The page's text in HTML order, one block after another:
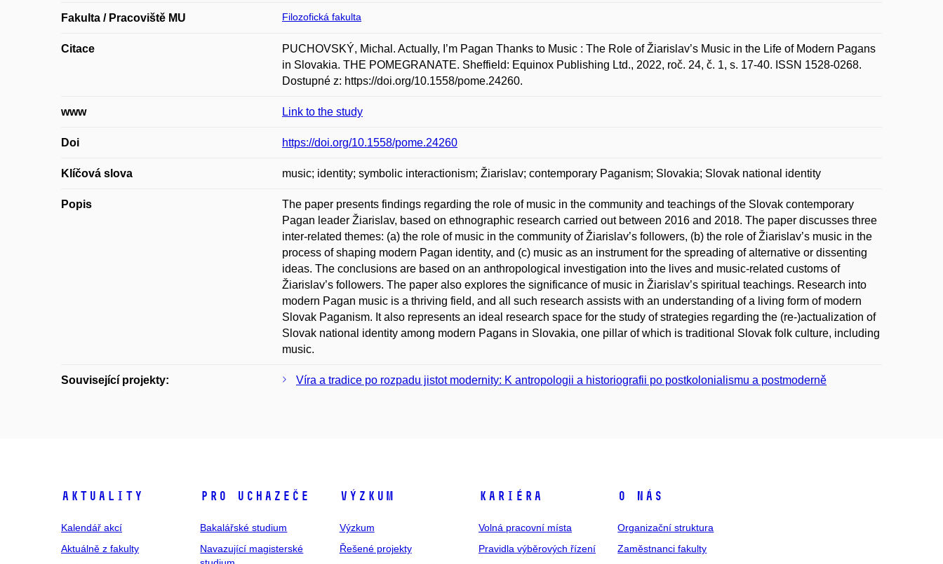
Fakulta / Pracoviště MU Filozofická fakulta
Citace
PUCHOVSKÝ, Michal. Actually, I’m Pagan Thanks to Music : The Role of Žiarislav’s Music in the Life of Modern Pagans
in Slovakia. THE POMEGRANATE. Sheffield: Equinox Publishing Ltd., 2022, roč. 24, č. 1, s. 17-40. ISSN 1528-0268.
Dostupné z: https://doi.org/10.1558/pome.24260.
www Link to the study
Doi https://doi.org/10.1558/pome.24260
Klíčová slova music; identity; symbolic interactionism; Žiarislav; contemporary Paganism; Slovakia; Slovak national identity
Popis
The paper presents findings regarding the role of music in the community and teachings of the Slovak contemporary
Pagan leader Žiarislav, based on ethnographic research carried out between 2016 and 2018. The paper discusses three
inter-related themes: (a) the role of music in the community of Žiarislav’s followers, (b) the role of Žiarislav’s music in the
process of shaping modern Pagan identity, and (c) music as an instrument for the spreading of alternative or dissenting
ideas. The conclusions are based on an anthropological investigation into the lives and music-related customs of
Žiarislav’s followers. The paper also explores the significance of music in Žiarislav’s spiritual teachings. Research into
modern Pagan music is a thriving field, and all such research assists with an understanding of a living form of modern
Slovak Paganism. It also represents an ideal research space for the study of strategies regarding the (re-)actualization of
Slovak national identity among modern Pagans in Slovakia, one pillar of which is traditional Slovak folk culture, including
music.
Související projekty: Víra a tradice po rozpadu jistot modernity: K antropologii a historiografii po postkolonialismu a postmoderně
Aktuality
Kalendář akcí
Aktuálně z fakulty
Pro uchazeče
Bakalářské studium
Navazující magisterské
Výzkum
Výzkum
Řešené projekty
Kariéra
Volná pracovní místa
Pravidla výběrových řízení
O nás
Organizační struktura
Zaměstnanci fakulty